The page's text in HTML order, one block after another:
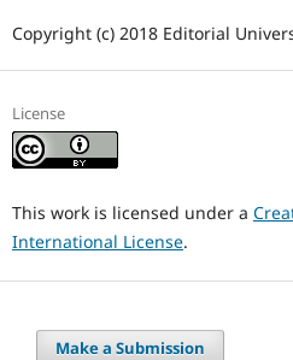
Copyright (c) 2018 Editorial
License
This work is licensed under a
International License.
Make a Submission